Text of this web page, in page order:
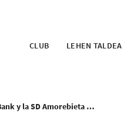
CLUB LEHEN TALDEA
CaixaBank y la SD Amorebieta alcanzan un nuevo acuerdo de patrocinio hasta el año 2025